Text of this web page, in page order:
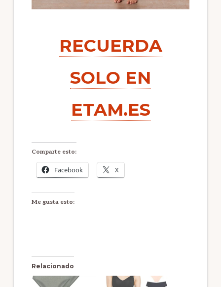
RECUERDA
SOLO EN
ETAM.ES
Comparte esto:
Facebook X
Me gusta esto:
Relacionado